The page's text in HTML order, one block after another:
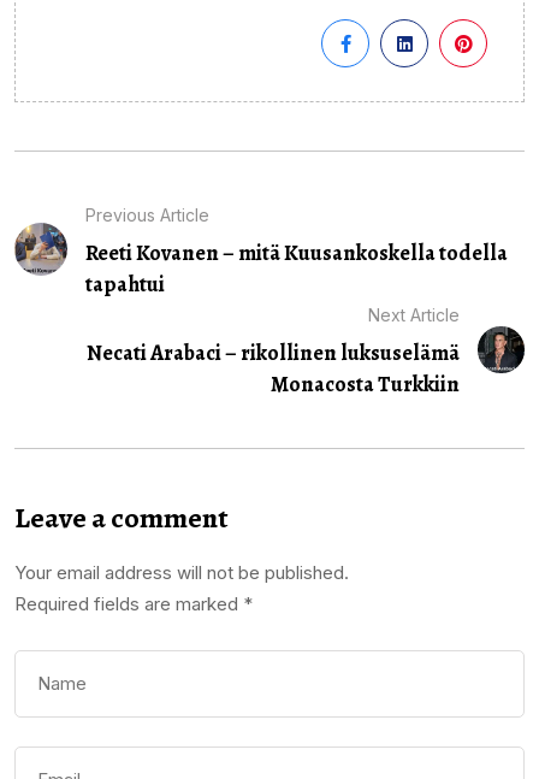
Previous Article
Reeti Kovanen – mitä Kuusankoskella todella
tapahtui
Next Article
Necati Arabaci – rikollinen luksuselämä
Monacosta Turkkiin
Leave a comment
Your email address will not be published.
Required fields are marked *